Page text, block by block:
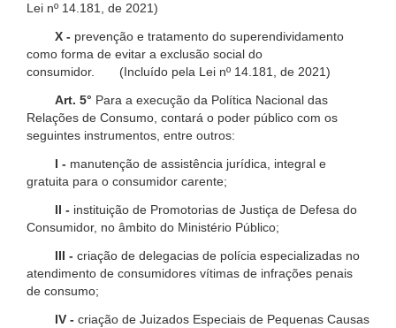
Lei nº 14.181, de 2021)
X - prevenção e tratamento do superendividamento
como forma de evitar a exclusão social do
consumidor. (Incluído pela Lei nº 14.181, de 2021)
Art. 5° Para a execução da Política Nacional das
Relações de Consumo, contará o poder público com os
seguintes instrumentos, entre outros:
I - manutenção de assistência jurídica, integral e
gratuita para o consumidor carente;
II - instituição de Promotorias de Justiça de Defesa do
Consumidor, no âmbito do Ministério Público;
III - criação de delegacias de polícia especializadas no
atendimento de consumidores vítimas de infrações penais
de consumo;
IV - criação de Juizados Especiais de Pequenas Causas